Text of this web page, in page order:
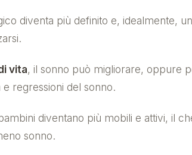
diventa più definito e, idealmente,
vita, il sonno può migliorare, oppure
regressioni del sonno.
diventano più mobili e attivi, il
sonno.